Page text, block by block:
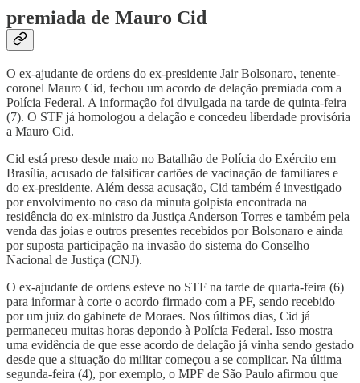
premiada de Mauro Cid
O ex-ajudante de ordens do ex-presidente Jair Bolsonaro, tenente-
coronel Mauro Cid, fechou um acordo de delação premiada com a
Polícia Federal. A informação foi divulgada na tarde de quinta-feira
(7). O STF já homologou a delação e concedeu liberdade provisória
a Mauro Cid.
Cid está preso desde maio no Batalhão de Polícia do Exército em
Brasília, acusado de falsificar cartões de vacinação de familiares e
do ex-presidente. Além dessa acusação, Cid também é investigado
por envolvimento no caso da minuta golpista encontrada na
residência do ex-ministro da Justiça Anderson Torres e também pela
venda das joias e outros presentes recebidos por Bolsonaro e ainda
por suposta participação na invasão do sistema do Conselho
Nacional de Justiça (CNJ).
O ex-ajudante de ordens esteve no STF na tarde de quarta-feira (6)
para informar à corte o acordo firmado com a PF, sendo recebido
por um juiz do gabinete de Moraes. Nos últimos dias, Cid já
permaneceu muitas horas depondo à Polícia Federal. Isso mostra
uma evidência de que esse acordo de delação já vinha sendo gestado
desde que a situação do militar começou a se complicar. Na última
segunda-feira (4), por exemplo, o MPF de São Paulo afirmou que